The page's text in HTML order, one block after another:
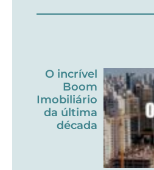
O incrível
Boom
Imobiliário
da última
década